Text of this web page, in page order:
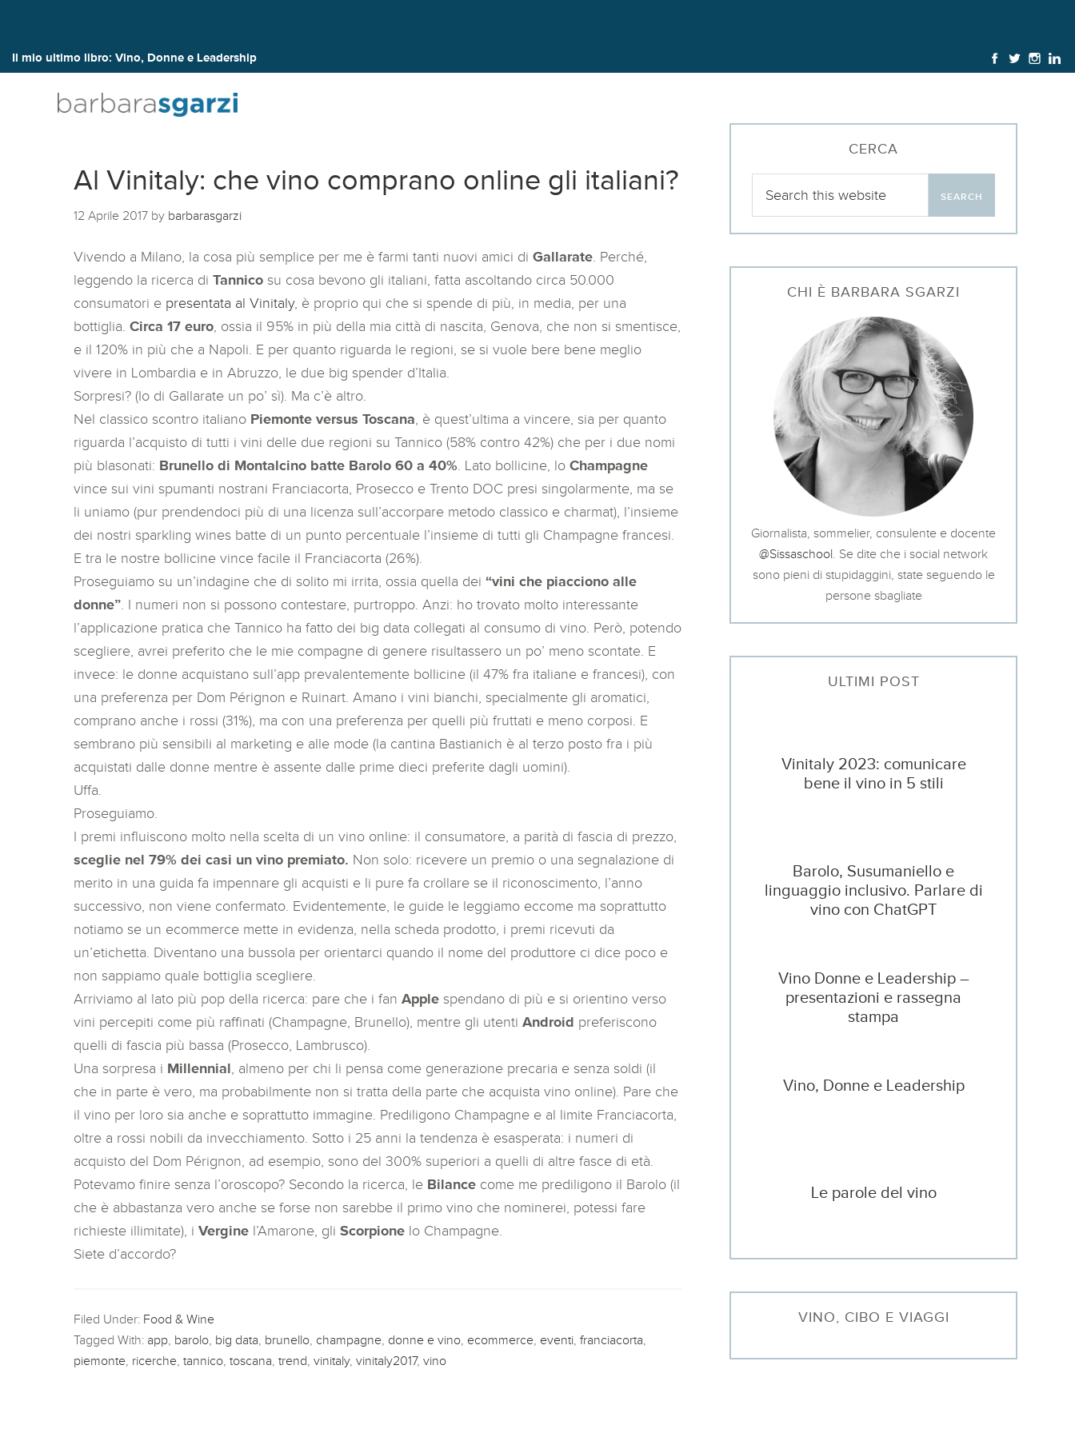
Il mio ultimo libro: Vino, Donne e Leadership
Al Vinitaly: che vino comprano online gli italiani?
12 Aprile 2017 by barbarasgarzi
Vivendo a Milano, la cosa più semplice per me è farmi tanti nuovi amici di Gallarate. Perché,
leggendo la ricerca di Tannico su cosa bevono gli italiani, fatta ascoltando circa 50.000
consumatori e presentata al Vinitaly, è proprio qui che si spende di più, in media, per una
bottiglia. Circa 17 euro, ossia il 95% in più della mia città di nascita, Genova, che non si smentisce,
e il 120% in più che a Napoli. E per quanto riguarda le regioni, se si vuole bere bene meglio
vivere in Lombardia e in Abruzzo, le due big spender d’Italia.
Sorpresi? (Io di Gallarate un po’ sì). Ma c’è altro.
Nel classico scontro italiano Piemonte versus Toscana, è quest’ultima a vincere, sia per quanto
riguarda l’acquisto di tutti i vini delle due regioni su Tannico (58% contro 42%) che per i due nomi
più blasonati: Brunello di Montalcino batte Barolo 60 a 40%. Lato bollicine, lo Champagne
vince sui vini spumanti nostrani Franciacorta, Prosecco e Trento DOC presi singolarmente, ma se
li uniamo (pur prendendoci più di una licenza sull’accorpare metodo classico e charmat), l’insieme
dei nostri sparkling wines batte di un punto percentuale l’insieme di tutti gli Champagne francesi.
E tra le nostre bollicine vince facile il Franciacorta (26%).
Proseguiamo su un’indagine che di solito mi irrita, ossia quella dei “vini che piacciono alle
donne”. I numeri non si possono contestare, purtroppo. Anzi: ho trovato molto interessante
l’applicazione pratica che Tannico ha fatto dei big data collegati al consumo di vino. Però, potendo
scegliere, avrei preferito che le mie compagne di genere risultassero un po’ meno scontate. E
invece: le donne acquistano sull’app prevalentemente bollicine (il 47% fra italiane e francesi), con
una preferenza per Dom Pérignon e Ruinart. Amano i vini bianchi, specialmente gli aromatici,
comprano anche i rossi (31%), ma con una preferenza per quelli più fruttati e meno corposi. E
sembrano più sensibili al marketing e alle mode (la cantina Bastianich è al terzo posto fra i più
acquistati dalle donne mentre è assente dalle prime dieci preferite dagli uomini).
Uffa.
Proseguiamo.
I premi influiscono molto nella scelta di un vino online: il consumatore, a parità di fascia di prezzo,
sceglie nel 79% dei casi un vino premiato. Non solo: ricevere un premio o una segnalazione di
merito in una guida fa impennare gli acquisti e li pure fa crollare se il riconoscimento, l’anno
successivo, non viene confermato. Evidentemente, le guide le leggiamo eccome ma soprattutto
notiamo se un ecommerce mette in evidenza, nella scheda prodotto, i premi ricevuti da
un’etichetta. Diventano una bussola per orientarci quando il nome del produttore ci dice poco e
non sappiamo quale bottiglia scegliere.
Arriviamo al lato più pop della ricerca: pare che i fan Apple spendano di più e si orientino verso
vini percepiti come più raffinati (Champagne, Brunello), mentre gli utenti Android preferiscono
quelli di fascia più bassa (Prosecco, Lambrusco).
Una sorpresa i Millennial, almeno per chi li pensa come generazione precaria e senza soldi (il
che in parte è vero, ma probabilmente non si tratta della parte che acquista vino online). Pare che
il vino per loro sia anche e soprattutto immagine. Prediligono Champagne e al limite Franciacorta,
oltre a rossi nobili da invecchiamento. Sotto i 25 anni la tendenza è esasperata: i numeri di
acquisto del Dom Pérignon, ad esempio, sono del 300% superiori a quelli di altre fasce di età.
Potevamo finire senza l’oroscopo? Secondo la ricerca, le Bilance come me prediligono il Barolo (il
che è abbastanza vero anche se forse non sarebbe il primo vino che nominerei, potessi fare
richieste illimitate), i Vergine l’Amarone, gli Scorpione lo Champagne.
Siete d’accordo?
Filed Under: Food & Wine
Tagged With: app barolo big data brunello champagne donne e vino ecommerce eventi franciacorta
piemonte ricerche tannico toscana trend vinitaly, vinitaly2017, vino
CERCA
CHI È BARBARA SGARZI
Giornalista, sommelier, consulente e docente
@Sissaschool . Se dite che i social network
sono pieni di stupidaggini, state seguendo le
persone sbagliate
ULTIMI POST
Vinitaly 2023: comunicare
bene il vino in 5 stili
Barolo, Susumaniello e
linguaggio inclusivo. Parlare di
vino con ChatGPT
Vino Donne e Leadership –
presentazioni e rassegna
stampa
Vino, Donne e Leadership
Le parole del vino
VINO, CIBO E VIAGGI